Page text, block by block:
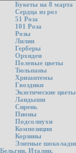
Букеты на 8 марта
Сердца из роз
51 Роза
101 Роза
Розы
Лилии
Герберы
Орхидеи
Полевые цветы
Тюльпаны
Хризантемы
Гвоздики
Экзотические цветы
Ландыши
Сирень
Пионы
Подсолнухи
Композиции
Корзины
Элитные
Бельгии, Италии.